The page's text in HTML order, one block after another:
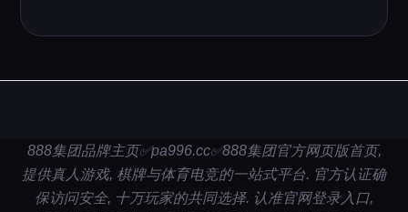
888集团品牌主页✅pa996.cc✅888集团官方网页版首页,
提供真人游戏, 棋牌与体育电竞的一站式平台. 官方认证确
保访问安全, 十万玩家的共同选择. 认准官网登录入口,